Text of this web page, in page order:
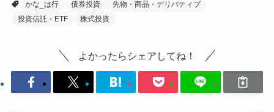
かな_は行
債券投資
先物・商品・デリバティブ
投資信託・ETF
株式投資
よかったらシェアしてね！